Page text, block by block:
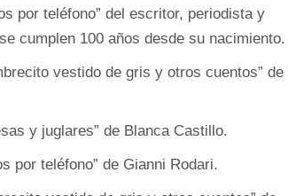
por teléfono” del escritor, periodista y
cumplen 100 años desde su nacimiento.
vestido de gris y otros cuentos” de
y juglares” de Blanca Castillo.
por teléfono” de Gianni Rodari.